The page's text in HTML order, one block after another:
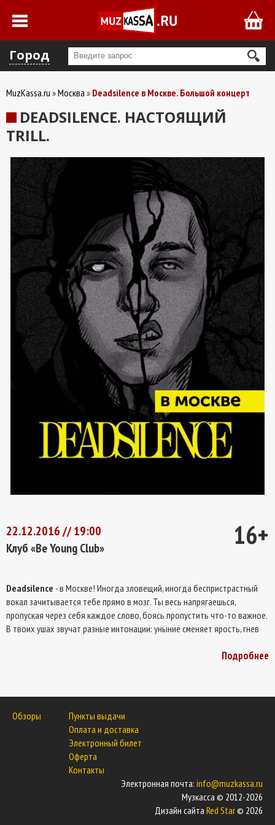
Город
MuzKassa.ru Москва Deadsilence в Москве. Большой концерт
DEADSILENCE. НАСТОЯЩИЙ
TRILL.
16+
22.12.2016 // 19:00
Клуб «Be Young Club»
Deadsilence - в Москве! Иногда зловещий, иногда беспристрастный
вокал зачитывается тебе прямо в мозг. Ты весь напрягаешься,
пропуская через себя каждое слово, боясь пропустить что-то важное.
В твоих ушах звучат разные интонации: уныние сменяет ярость, гнев
сказать тебе, но ты так и не можешь понять. Тебе становится по-
Подробнее
Обзоры
Пункты выдачи
Оплата и доставка
Электронный билет
Оферта
Контакты
Электронная почта: info@muzkassa.ru
Музкасса © 2012-2026
Дизайн сайта Red Star© 2026